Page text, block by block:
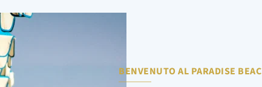
BENVENUTO AL PARADISE